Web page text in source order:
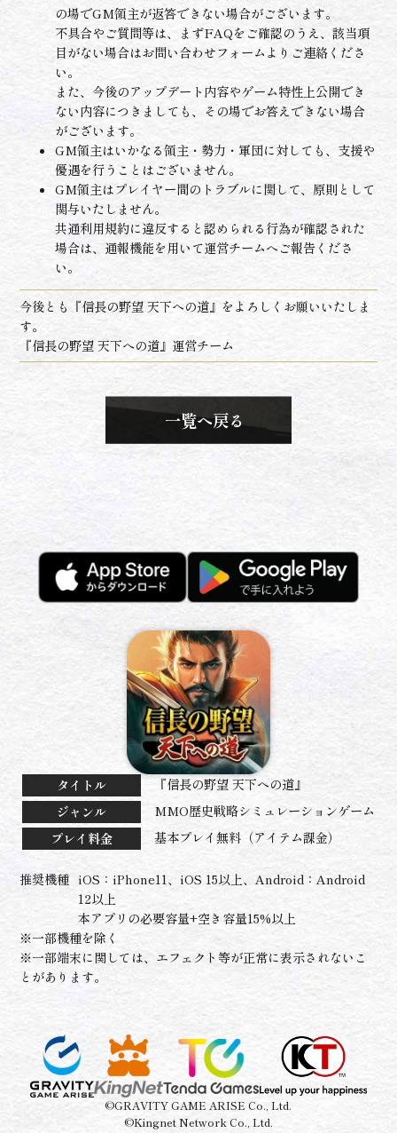
の場でGM領主が返答できない場合がございます。
不具合やご質問等は、まずFAQをご確認のうえ、該当項
目がない場合はお問い合わせフォームよりご連絡くださ
い。
また、今後のアップデート内容やゲーム特性上公開でき
ない内容につきましても、その場でお答えできない場合
がございます。
GM領主はいかなる領主・勢力・軍団に対しても、支援や
優遇を行うことはございません。
GM領主はプレイヤー間のトラブルに関して、原則として
関与いたしません。
共通利用規約に違反すると認められる行為が確認された
場合は、通報機能を用いて運営チームへご報告くださ
い。
今後とも『信長の野望 天下への道』をよろしくお願いいたしま
す。
『信長の野望 天下への道』運営チーム
一覧へ戻る
タイトル
『信長の野望 天下への道』
ジャンル
MMO歴史戦略シミュレーションゲーム
プレイ料金
基本プレイ無料（アイテム課金）
推奨機種 iOS：iPhone11、iOS 15以上、Android：Android
12以上
本アプリの必要容量+空き容量15%以上
※一部機種を除く
※一部端末に関しては、エフェクト等が正常に表示されないこ
とがあります。
©GRAVITY GAME ARISE Co., Ltd.
©Kingnet Network Co., Ltd.